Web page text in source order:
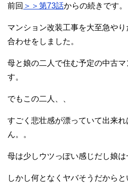
前回 ＞＞第73話からの続きです。
マンション改装工事を大至急や
合わせをしました。
母と娘の二人で住む予定の中古
す。
でもこの二人、、
すごく悲壮感が漂っていて出来
ん。。
母は少しウツっぽい感じだし娘は
しかし何となくヤバそうだから